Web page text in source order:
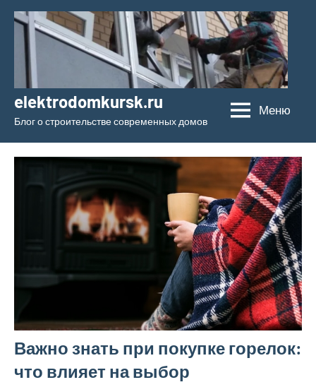
Перейти
содержимому
elektrodomkursk.ru
Блог о строительстве современных домов
Меню
Важно знать при покупке горелок:
что влияет на выбор